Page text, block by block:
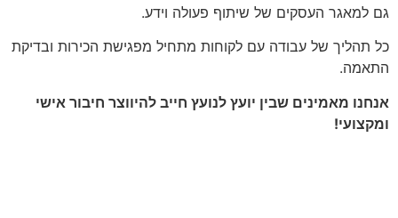
גם למאגר העסקים של שיתוף פעולה וידע.
כל תהליך של עבודה עם לקוחות מתחיל מפגישת הכירות ובדיקת
התאמה.
אנחנו מאמינים שבין יועץ לנועץ חייב להיווצר חיבור אישי
ומקצועי!